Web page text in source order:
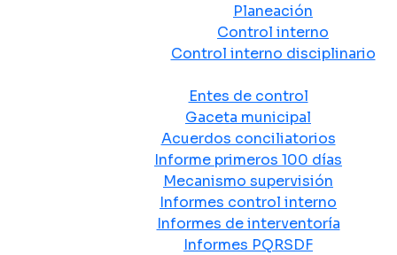
Planeación
Control interno
Control interno disciplinario
Entes de control
Gaceta municipal
Acuerdos conciliatorios
Informe primeros 100 días
Mecanismo supervisión
Informes control interno
Informes de interventoría
Informes PQRSDF